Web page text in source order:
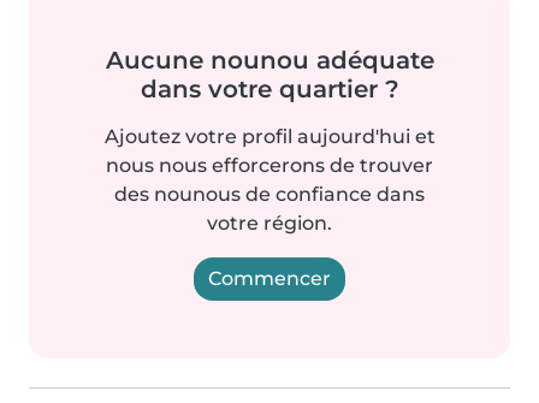
Aucune nounou adéquate
dans votre quartier ?
Ajoutez votre profil aujourd'hui et
nous nous efforcerons de trouver
des nounous de confiance dans
votre région.
Commencer